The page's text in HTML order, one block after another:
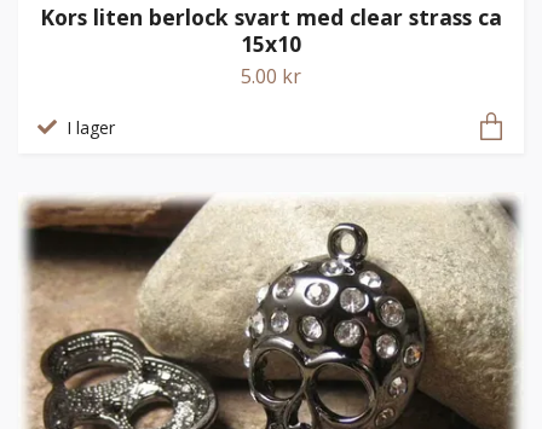
Kors liten berlock svart med clear strass ca
15x10
5.00 kr
I lager